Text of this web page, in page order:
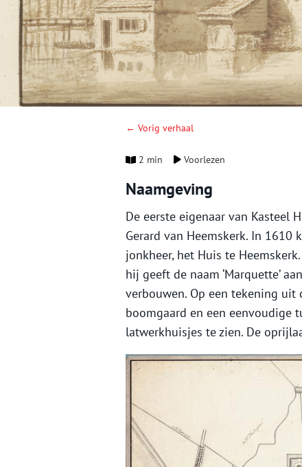
← Vorig verhaal
2 min Voorlezen
Naamgeving
De eerste eigenaar van Kasteel
Gerard van Heemskerk. In 1610
jonkheer, het Huis te
hij geeft de naam ‘Marquette’
verbouwen. Op een tekening uit
boomgaard en een eenvoudige
latwerkhuisjes te zien. De